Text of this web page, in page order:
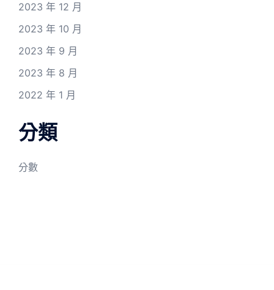
2023 年 12 月
2023 年 10 月
2023 年 9 月
2023 年 8 月
2022 年 1 月
分類
分數